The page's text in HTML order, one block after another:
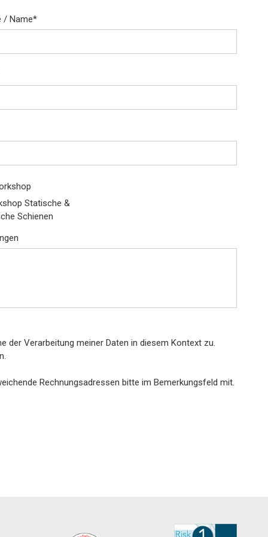
/ Name*
Statische &
Schienen
der Verarbeitung meiner Daten in diesem Kontext zu.
Rechnungsadressen bitte im Bemerkungsfeld mit.